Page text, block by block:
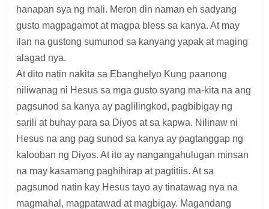
hanapan sya ng mali. Meron din naman eh sadyang
gusto magpagamot at magpa bless sa kanya. At may
ilan na gustong sumunod sa kanyang yapak at maging
alagad nya.
At dito natin nakita sa Ebanghelyo Kung paanong
niliwanag ni Hesus sa mga gusto syang ma-kita na ang
pagsunod sa kanya ay paglilingkod, pagbibigay ng
sarili at buhay para sa Diyos at sa kapwa. Nilinaw ni
Hesus na ang pag sunod sa kanya ay pagtanggap ng
kalooban ng Diyos. At ito ay nangangahulugan minsan
na may kasamang paghihirap at pagtitiis. At sa
pagsunod natin kay Hesus tayo ay tinatawag nya na
magmahal, magpatawad at magbigay. Magandang